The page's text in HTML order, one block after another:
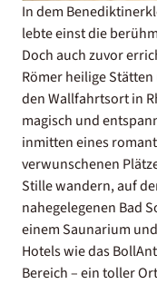
In dem
lebte einst die
Doch auch zuvor
Römer heilige
den Wallfahrtsort in
magisch und
inmitten eines
verwunschenen
Stille wandern, auf
nahegelegenen Bad
einem Saunarium
Hotels wie das
Bereich – ein toller